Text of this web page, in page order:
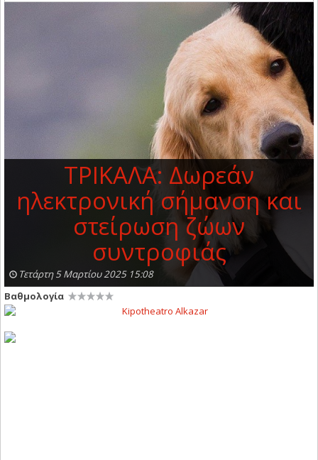
ΤΡΙΚΑΛΑ: Δωρεάν
ηλεκτρονική σήμανση και
στείρωση ζώων
συντροφιάς
Τετάρτη 5 Μαρτίου 2025 15:08
Βαθμολογία